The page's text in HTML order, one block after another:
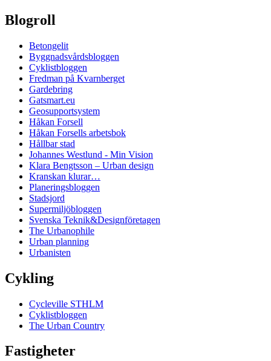
Blogroll
Betongelit
Byggnadsvårdsbloggen
Cyklistbloggen
Fredman på Kvarnberget
Gardebring
Gatsmart.eu
Geosupportsystem
Håkan Forsell
Håkan Forsells arbetsbok
Hållbar stad
Johannes Westlund - Min Vision
Klara Bengtsson – Urban design
Kranskan klurar…
Planeringsbloggen
Stadsjord
Supermiljöbloggen
Svenska Teknik&Designföretagen
The Urbanophile
Urban planning
Urbanisten
Cykling
Cycleville STHLM
Cyklistbloggen
The Urban Country
Fastigheter